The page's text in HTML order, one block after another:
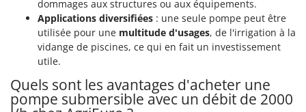
Silky
Simatech
Sirman
Skil
Smartwood
dommages aux structures ou aux équipements.
Applications diversifiées : une seule pompe peut être
utilisée pour une multitude d'usages, de l'irrigation à la
vidange de piscines, ce qui en fait un investissement
utile.
Quels sont les avantages d'acheter une
pompe submersible avec un débit de 2000